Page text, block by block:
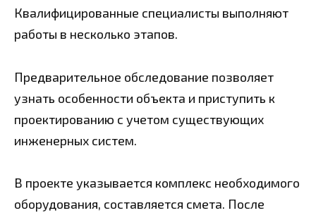
Квалифицированные специалисты выполняют
работы в несколько этапов.
Предварительное обследование позволяет
узнать особенности объекта и приступить к
проектированию с учетом существующих
инженерных систем.
В проекте указывается комплекс необходимого
оборудования, составляется смета. После